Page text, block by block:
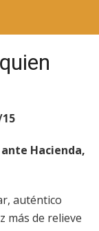
15
Hacienda,
auténtico
más de relieve